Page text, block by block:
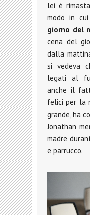
lei è
modo in
giorno del
cena del
dalla
si vedeva
legati al
anche il
felici per la
grande, ha
Jonathan
madre
e parrucco.